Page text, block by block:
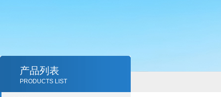
产品列表
PRODUCTS LIST